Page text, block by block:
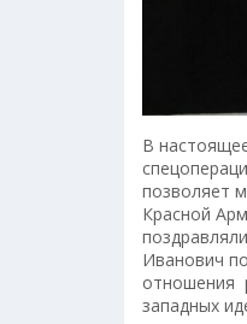
В
позволяет
Красной
Иванович
отношения
западных